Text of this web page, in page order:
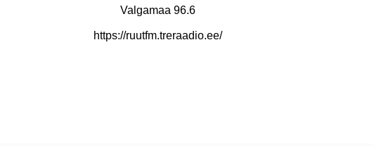
Valgamaa 96.6
https://ruutfm.treraadio.ee/